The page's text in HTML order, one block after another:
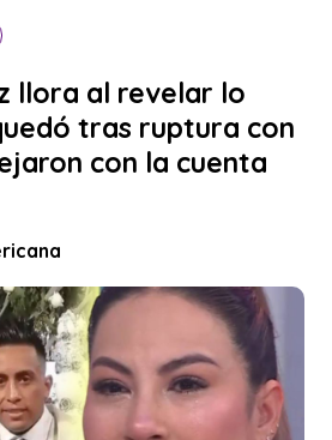
llora al revelar lo
tras ruptura con
con la cuenta